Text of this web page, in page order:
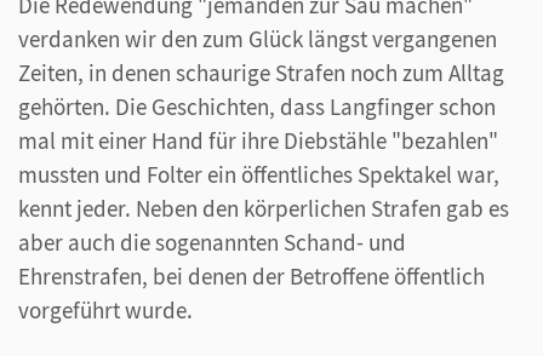
verdanken wir den zum Glück längst vergangenen
Zeiten, in denen schaurige Strafen noch zum Alltag
gehörten. Die Geschichten, dass Langfinger schon
mal mit einer Hand für ihre Diebstähle "bezahlen"
mussten und Folter ein öffentliches Spektakel war,
kennt jeder. Neben den körperlichen Strafen gab es
aber auch die sogenannten Schand- und
Ehrenstrafen, bei denen der Betroffene öffentlich
vorgeführt wurde.